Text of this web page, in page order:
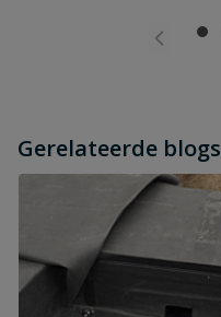
Gerelateerde blogs